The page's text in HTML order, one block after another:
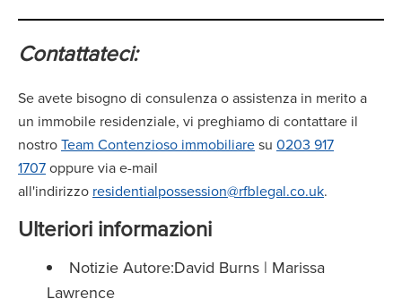
Contattateci:
Se avete bisogno di consulenza o assistenza in merito a
un immobile residenziale, vi preghiamo di contattare il
nostroTeam Contenzioso immobiliaresu 0203 917
1707oppure via e-mail
all'indirizzo residentialpossession@rfblegal.co.uk.
Ulteriori informazioni
Notizie Autore:David Burns | Marissa
Lawrence